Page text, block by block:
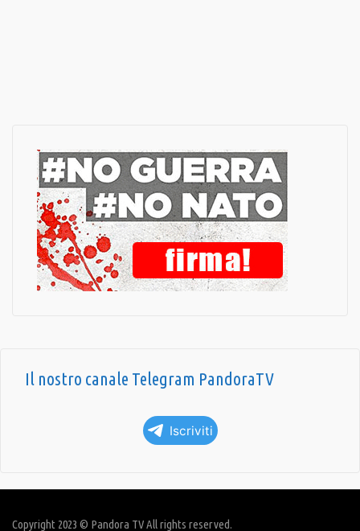
Il nostro canale Telegram PandoraTV
Iscriviti
Copyright 2023 © Pandora TV All rights reserved.